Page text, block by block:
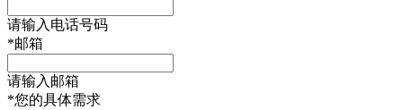
请输入电话号码
*邮箱
请输入邮箱
*您的具体需求